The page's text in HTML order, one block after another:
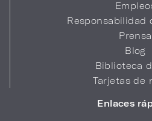
Responsabilidad
Prensa
Blog
Biblioteca
Tarjetas de
Enlaces